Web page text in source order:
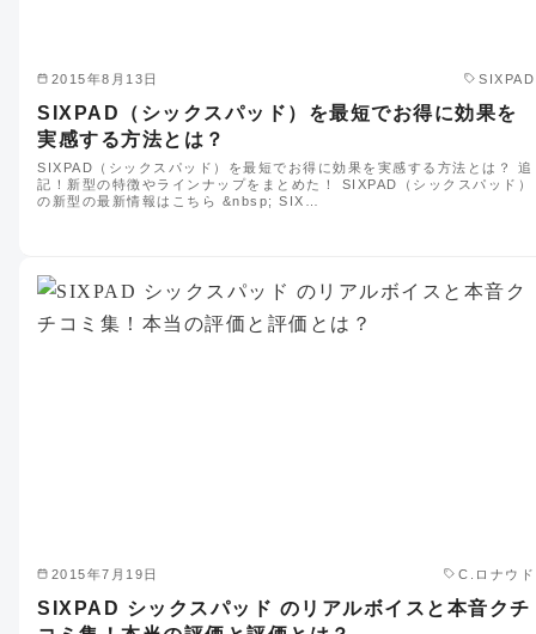
2015年8月13日 SIXPAD
SIXPAD（シックスパッド）を最短でお得に効果を
実感する方法とは？
SIXPAD（シックスパッド）を最短でお得に効果を実感する方法とは？ 追
記！新型の特徴やラインナップをまとめた！ SIXPAD（シックスパッド）
の新型の最新情報はこちら &nbsp; SIX…
2015年7月19日 C.ロナウド
SIXPAD シックスパッド のリアルボイスと本音クチ